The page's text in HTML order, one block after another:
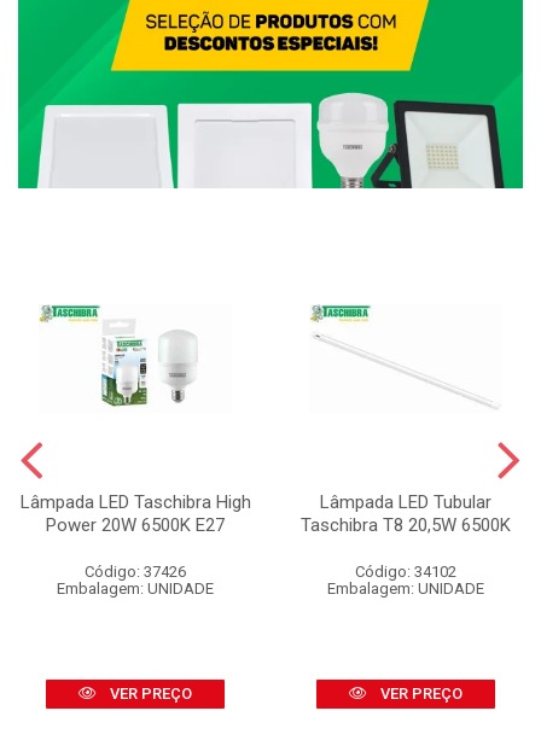
Lâmpada LED Taschibra High
Power 20W 6500K E27
Código: 37426
Embalagem: UNIDADE
VER PREÇO
Lâmpada LED Tubular
Taschibra T8 20,5W 6500K
Código: 34102
Embalagem: UNIDADE
VER PREÇO